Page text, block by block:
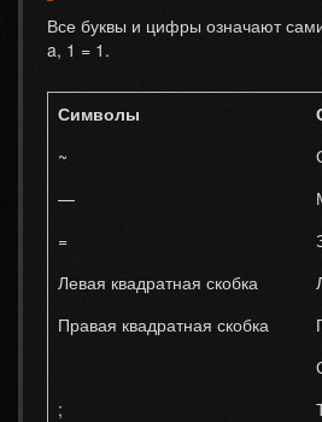
Все буквы и цифры означают
a, 1 = 1.
Символы
~
—
=
Левая квадратная скобка
Правая квадратная скобка
;